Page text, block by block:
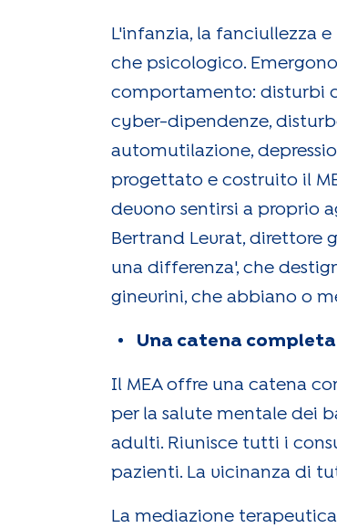
L'infanzia, la fanciullezza
che psicologico.
comportamento: disturbi
cyber-dipendenze,
automutilazione,
progettato e costruito il
devono sentirsi a proprio
Bertrand Levrat, direttore
una differenza', che
ginevrini, che abbiano o
Una catena
Il MEA offre una catena
per la salute mentale dei
adulti. Riunisce tutti i
pazienti. La vicinanza di
La mediazione